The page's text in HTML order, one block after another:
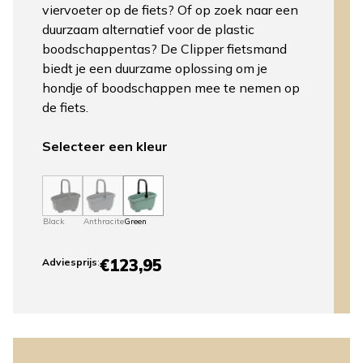
viervoeter op de fiets? Of op zoek naar een
duurzaam alternatief voor de plastic
boodschappentas? De Clipper fietsmand
biedt je een duurzame oplossing om je
hondje of boodschappen mee te nemen op
de fiets.
Selecteer een kleur
Black AnthraciteGreen
Adviesprijs:€123,95